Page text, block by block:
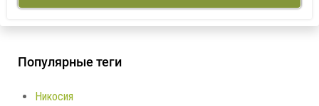
Популярные теги
Никосия